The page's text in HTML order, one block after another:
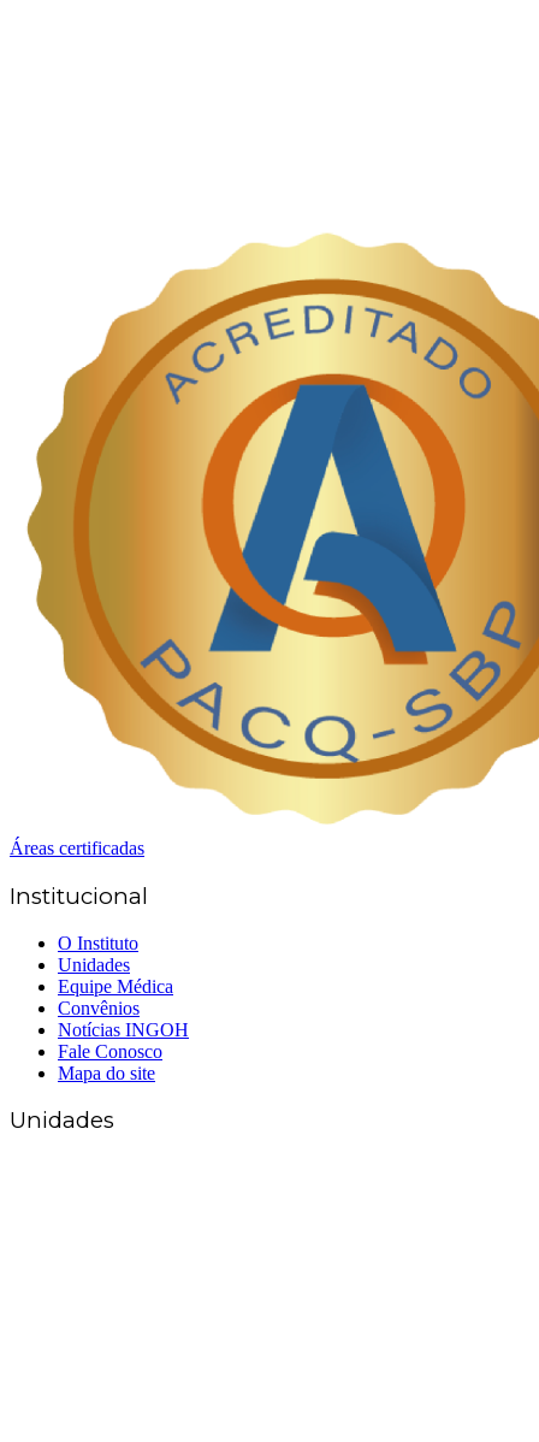
Áreas certificadas
Institucional
O Instituto
Unidades
Equipe Médica
Convênios
Notícias INGOH
Fale Conosco
Mapa do site
Unidades